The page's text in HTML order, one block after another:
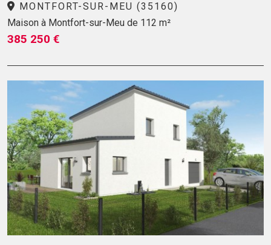
MONTFORT-SUR-MEU (35160)
Maison à Montfort-sur-Meu de 112 m²
385 250 €